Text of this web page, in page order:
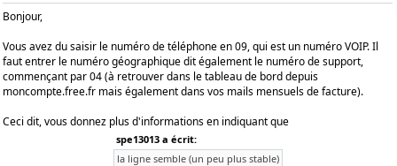
Bonjour,
Vous avez du saisir le numéro de téléphone en 09, qui est un numéro VOIP. Il
faut entrer le numéro géographique dit également le numéro de support,
commençant par 04 (à retrouver dans le tableau de bord depuis
moncompte.free.fr mais également dans vos mails mensuels de facture).
Ceci dit, vous donnez plus d'informations en indiquant que
spe13013 a écrit:
la ligne semble (un peu plus stable)